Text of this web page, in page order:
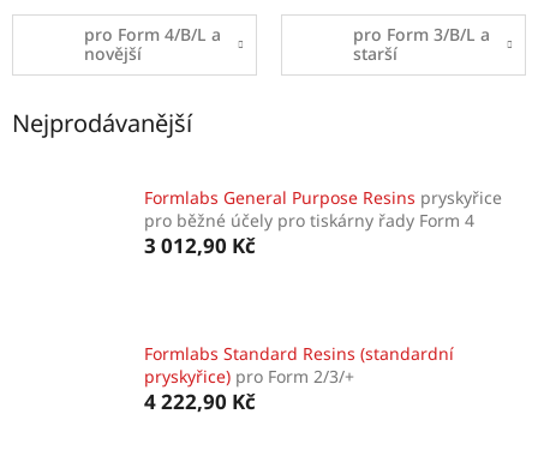
pro Form 4/B/L a
novější
pro Form 3/B/L a
starší
Nejprodávanější
Formlabs General Purpose Resins pryskyřice
pro běžné účely pro tiskárny řady Form 4
3 012,90 Kč
Formlabs Standard Resins (standardní
pryskyřice) pro Form 2/3/+
4 222,90 Kč